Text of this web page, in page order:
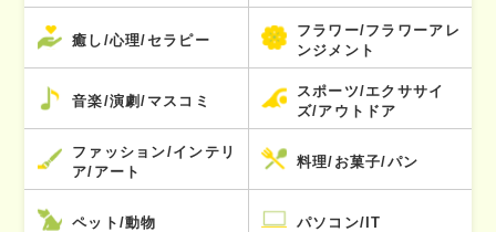
癒し/心理/セラピー
フラワー/フラワーアレ
ンジメント
音楽/演劇/マスコミ
スポーツ/エクササイ
ズ/アウトドア
ファッション/インテリ
ア/アート
料理/お菓子/パン
ペット/動物 パソコン/IT